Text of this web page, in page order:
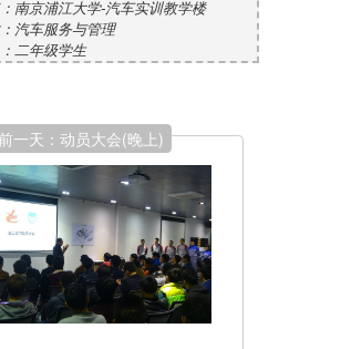
南京浦江大学-汽车实训教学楼
汽车服务与管理
二年级学生
一天：动员大会(晚上)